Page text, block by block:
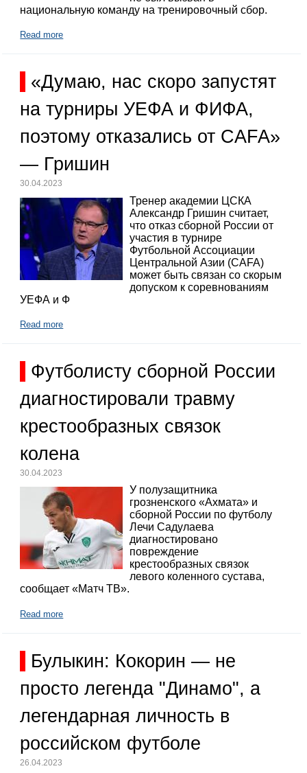
национальную команду на тренировочный сбор.
Read more
«Думаю, нас скоро запустят
на турниры УЕФА и ФИФА,
поэтому отказались от CAFA»
— Гришин
30.04.2023
Тренер академии ЦСКА
Александр Гришин считает,
что отказ сборной России от
участия в турнире
Футбольной Ассоциации
Центральной Азии (CAFA)
может быть связан со скорым
допуском к соревнованиям
УЕФА и Ф
Read more
Футболисту сборной России
диагностировали травму
крестообразных связок
колена
30.04.2023
У полузащитника
грозненского «Ахмата» и
сборной России по футболу
Лечи Садулаева
диагностировано
повреждение
крестообразных связок
левого коленного сустава,
сообщает «Матч ТВ».
Read more
Булыкин: Кокорин — не
просто легенда "Динамо", а
легендарная личность в
российском футболе
26.04.2023